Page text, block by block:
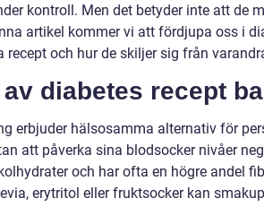
kontroll. Men det betyder inte att de
artikel kommer vi att fördjupa oss i
recept och hur de skiljer sig från
diabetes recept
erbjuder hälsosamma alternativ för
att påverka sina blodsocker nivåer
och har ofta en högre andel
erytritol eller fruktsocker kan